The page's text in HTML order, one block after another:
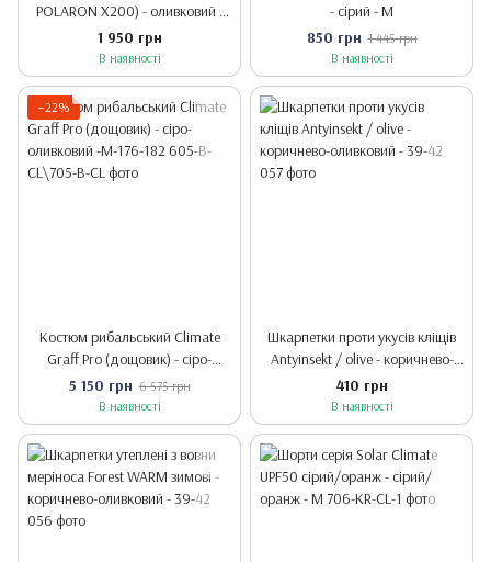
POLARON X200) - оливковий -
2XL
1 950 грн
В наявності
- сірий - M
850 грн 1 445 грн
В наявності
−22%
Костюм рибальський Climate
Graff Pro (дощовик) - сіро-
оливковий -M-176-182
5 150 грн 6 575 грн
В наявності
Шкарпетки проти укусів кліщів
Antyinsekt / olive - коричнево-
оливковий - 39-42
410 грн
В наявності